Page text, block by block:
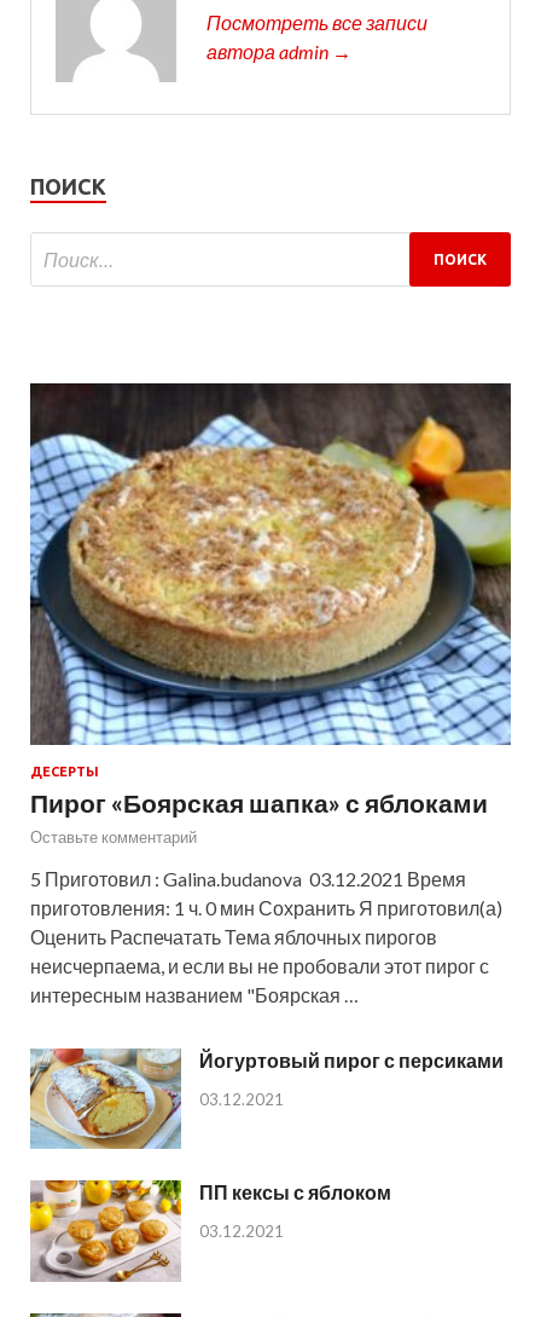
Посмотреть все записи
автора admin →
ПОИСК
ДЕСЕРТЫ
Пирог «Боярская шапка» с яблоками
Оставьте комментарий
5 Приготовил : Galina.budanova 03.12.2021 Время
приготовления: 1 ч. 0 мин Сохранить Я приготовил(а)
Оценить Распечатать Тема яблочных пирогов
неисчерпаема, и если вы не пробовали этот пирог с
интересным названием "Боярская …
Йогуртовый пирог с персиками
03.12.2021
ПП кексы с яблоком
03.12.2021